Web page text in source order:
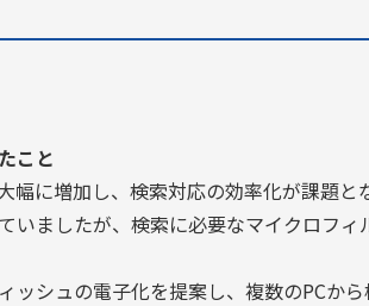
こと
に増加し、検索対応の効率化が課題と
いましたが、検索に必要なマイクロフ
シュの電子化を提案し、複数のPCか